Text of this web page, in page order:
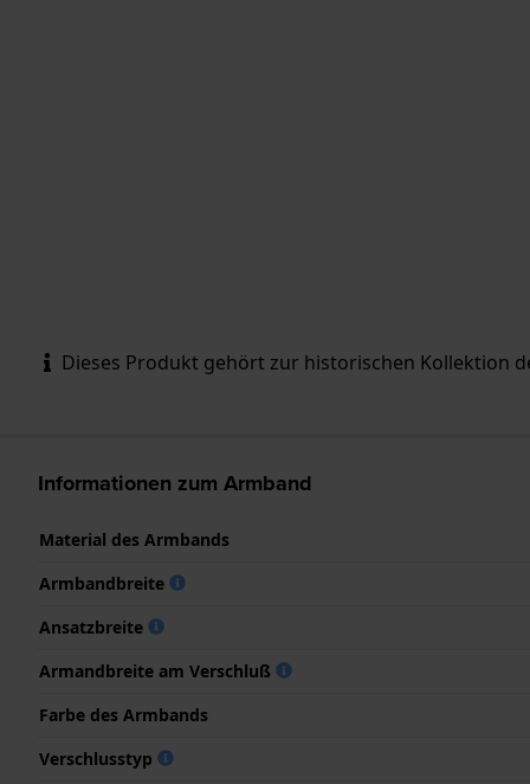
Dieses Produkt gehört zur historischen Kollektion
Informationen zum Armband
Material des Armbands
Armbandbreite
Ansatzbreite
Armandbreite am Verschluß
Farbe des Armbands
Verschlusstyp